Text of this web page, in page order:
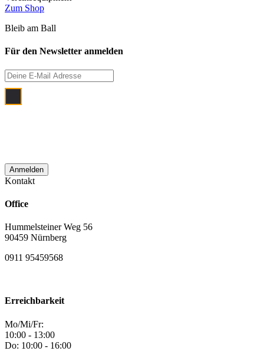
Zum Shop
Bleib am Ball
Für den Newsletter anmelden
Kontakt
Office
Hummelsteiner Weg 56
90459 Nürnberg
0911 95459568
Erreichbarkeit
Mo/Mi/Fr:
10:00 - 13:00
Do: 10:00 - 16:00